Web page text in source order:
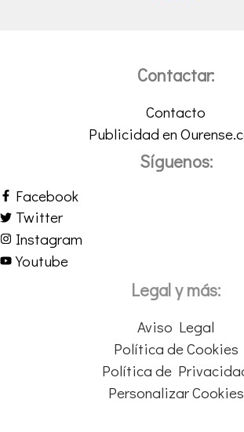
Contactar:
Contacto
Publicidad en
Síguenos:
Facebook
Twitter
Instagram
Youtube
Legal y más:
Aviso Legal
Política de Cookies
Política de
Personalizar Cookies